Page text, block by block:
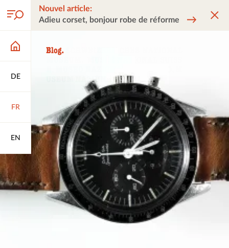
DE
FR
EN
Nouvel article:
Adieu corset, bonjour robe de réforme